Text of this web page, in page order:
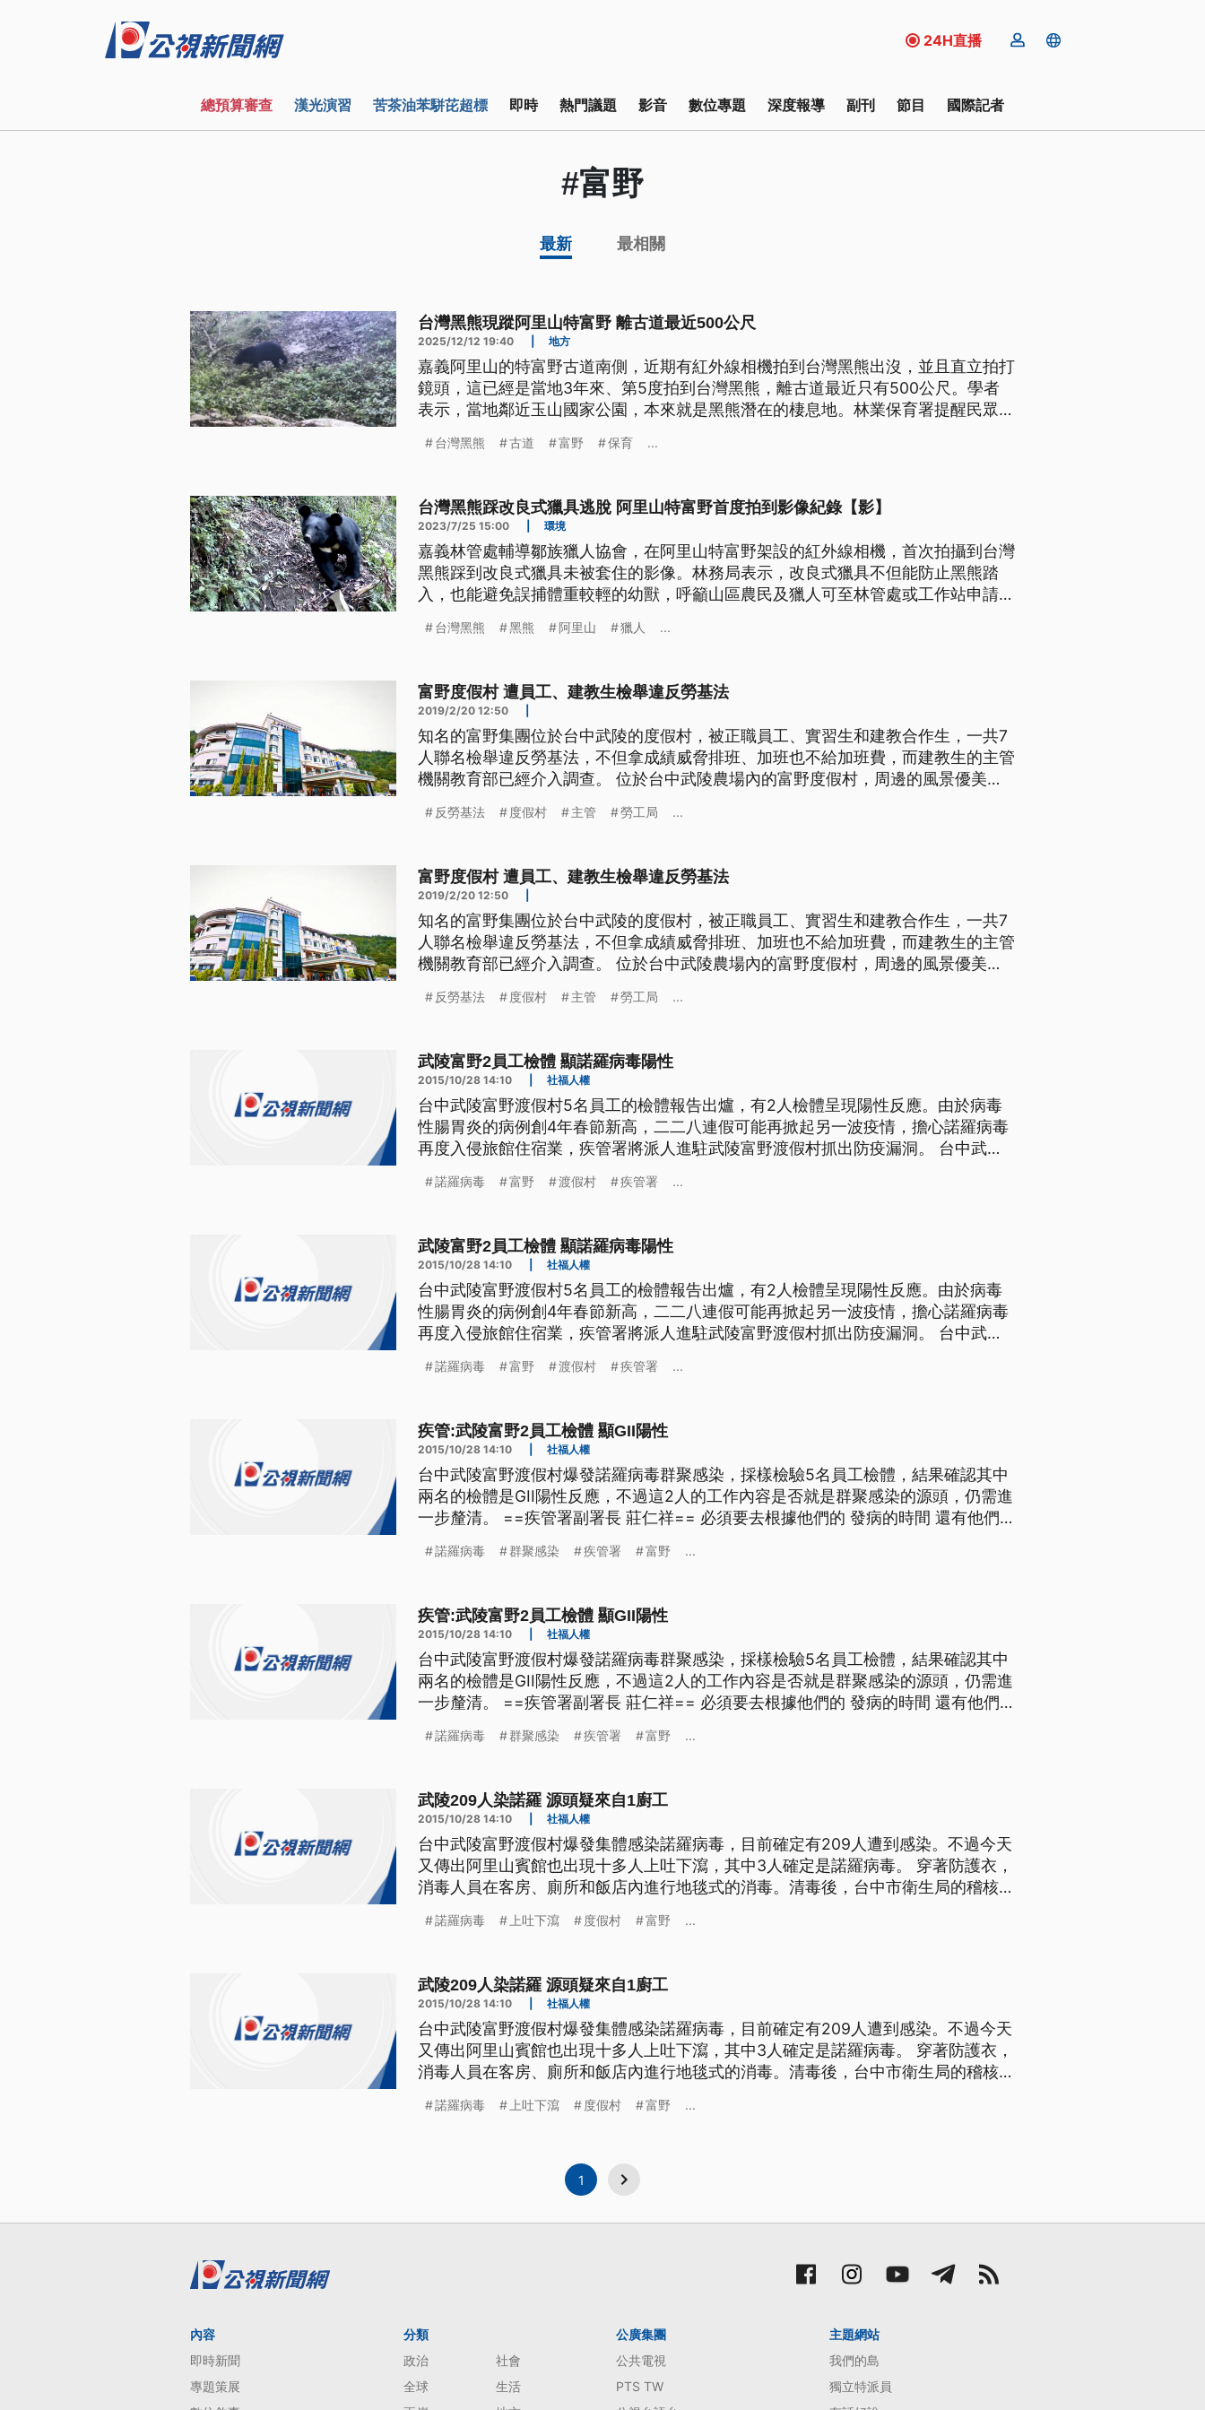
24H直播
總預算審查 漢光演習 苦茶油苯駢芘超標 即時 熱門議題 影音 數位專題 深度報導 副刊 節目 國際記者
#富野
最新 最相關
台灣黑熊現蹤阿里山特富野 離古道最近500公尺
2025/12/12 19:40 地方
嘉義阿里山的特富野古道南側，近期有紅外線相機拍到台灣黑熊出沒，並且直立拍打
鏡頭，這已經是當地3年來、第5度拍到台灣黑熊，離古道最近只有500公尺。學者
表示，當地鄰近玉山國家公園，本來就是黑熊潛在的棲息地。林業保育署提醒民眾，
台灣黑熊 古道 富野 保育 ...
台灣黑熊踩改良式獵具逃脫 阿里山特富野首度拍到影像紀錄【影】
2023/7/25 15:00 環境
嘉義林管處輔導鄒族獵人協會，在阿里山特富野架設的紅外線相機，首次拍攝到台灣
黑熊踩到改良式獵具未被套住的影像。林務局表示，改良式獵具不但能防止黑熊踏
入，也能避免誤捕體重較輕的幼獸，呼籲山區農民及獵人可至林管處或工作站申請換
台灣黑熊 黑熊 阿里山 獵人 ...
富野度假村 遭員工、建教生檢舉違反勞基法
2019/2/20 12:50
知名的富野集團位於台中武陵的度假村，被正職員工、實習生和建教合作生，一共7
人聯名檢舉違反勞基法，不但拿成績威脅排班、加班也不給加班費，而建教生的主管
機關教育部已經介入調查。 位於台中武陵農場內的富野度假村，周邊的風景優美，
起向台中市勞工局檢舉。 台中市勞工局勞動基準科長 曾傳銘表示，「該單位，那個
反勞基法 度假村 主管 勞工局 ...
富野度假村 遭員工、建教生檢舉違反勞基法
2019/2/20 12:50
知名的富野集團位於台中武陵的度假村，被正職員工、實習生和建教合作生，一共7
人聯名檢舉違反勞基法，不但拿成績威脅排班、加班也不給加班費，而建教生的主管
機關教育部已經介入調查。 位於台中武陵農場內的富野度假村，周邊的風景優美，
起向台中市勞工局檢舉。 台中市勞工局勞動基準科長 曾傳銘表示，「該單位，那個
反勞基法 度假村 主管 勞工局 ...
武陵富野2員工檢體 顯諾羅病毒陽性
2015/10/28 14:10 社福人權
台中武陵富野渡假村5名員工的檢體報告出爐，有2人檢體呈現陽性反應。由於病毒
性腸胃炎的病例創4年春節新高，二二八連假可能再掀起另一波疫情，擔心諾羅病毒
再度入侵旅館住宿業，疾管署將派人進駐武陵富野渡假村抓出防疫漏洞。 台中武陵
體是GII陽性反應，不過這2人的工作內容是否就是群聚感染的源頭，仍需進一步釐
諾羅病毒 富野 渡假村 疾管署 ...
武陵富野2員工檢體 顯諾羅病毒陽性
2015/10/28 14:10 社福人權
台中武陵富野渡假村5名員工的檢體報告出爐，有2人檢體呈現陽性反應。由於病毒
性腸胃炎的病例創4年春節新高，二二八連假可能再掀起另一波疫情，擔心諾羅病毒
再度入侵旅館住宿業，疾管署將派人進駐武陵富野渡假村抓出防疫漏洞。 台中武陵
體是GII陽性反應，不過這2人的工作內容是否就是群聚感染的源頭，仍需進一步釐
諾羅病毒 富野 渡假村 疾管署 ...
疾管:武陵富野2員工檢體 顯GII陽性
2015/10/28 14:10 社福人權
台中武陵富野渡假村爆發諾羅病毒群聚感染，採樣檢驗5名員工檢體，結果確認其中
兩名的檢體是GII陽性反應，不過這2人的工作內容是否就是群聚感染的源頭，仍需進
一步釐清。 ==疾管署副署長 莊仁祥== 必須要去根據他們的 發病的時間 還有他們
再根據他們 到底負責的工作 發病的時間來看 對這整個疫情有什麼
諾羅病毒 群聚感染 疾管署 富野 ...
疾管:武陵富野2員工檢體 顯GII陽性
2015/10/28 14:10 社福人權
台中武陵富野渡假村爆發諾羅病毒群聚感染，採樣檢驗5名員工檢體，結果確認其中
兩名的檢體是GII陽性反應，不過這2人的工作內容是否就是群聚感染的源頭，仍需進
一步釐清。 ==疾管署副署長 莊仁祥== 必須要去根據他們的 發病的時間 還有他們
再根據他們 到底負責的工作 發病的時間來看 對這整個疫情有什麼
諾羅病毒 群聚感染 疾管署 富野 ...
武陵209人染諾羅 源頭疑來自1廚工
2015/10/28 14:10 社福人權
台中武陵富野渡假村爆發集體感染諾羅病毒，目前確定有209人遭到感染。不過今天
又傳出阿里山賓館也出現十多人上吐下瀉，其中3人確定是諾羅病毒。 穿著防護衣，
消毒人員在客房、廁所和飯店內進行地毯式的消毒。清毒後，台中市衛生局的稽核人
燒，到底是什麼原因？台中市衛生局證實，感染的是「諾羅病毒」，研判傳染途徑是
諾羅病毒 上吐下瀉 度假村 富野 ...
武陵209人染諾羅 源頭疑來自1廚工
2015/10/28 14:10 社福人權
台中武陵富野渡假村爆發集體感染諾羅病毒，目前確定有209人遭到感染。不過今天
又傳出阿里山賓館也出現十多人上吐下瀉，其中3人確定是諾羅病毒。 穿著防護衣，
消毒人員在客房、廁所和飯店內進行地毯式的消毒。清毒後，台中市衛生局的稽核人
燒，到底是什麼原因？台中市衛生局證實，感染的是「諾羅病毒」，研判傳染途徑是
諾羅病毒 上吐下瀉 度假村 富野 ...
1
內容
即時新聞
專題策展
分類
政治
社會
全球
生活
公廣集團
公共電視
PTS TW
主題網站
我們的島
獨立特派員